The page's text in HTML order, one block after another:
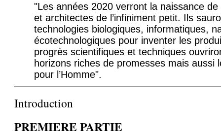
"Les années 2020 verront la naissance
et architectes de l’infiniment petit. Ils
technologies biologiques, informatiques,
écotechnologiques pour inventer les
progrès scientifiques et techniques
horizons riches de promesses mais aussi
pour l’Homme".
Introduction
PREMIERE PARTIE